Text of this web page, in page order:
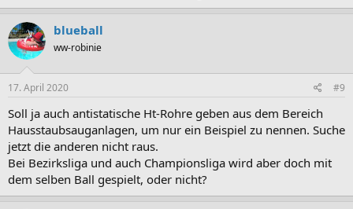
blueball
ww-robinie
17. April 2020 #9
Soll ja auch antistatische Ht-Rohre geben aus dem Bereich
Hausstaubsauganlagen, um nur ein Beispiel zu nennen. Suche
jetzt die anderen nicht raus.
Bei Bezirksliga und auch Championsliga wird aber doch mit
dem selben Ball gespielt, oder nicht?